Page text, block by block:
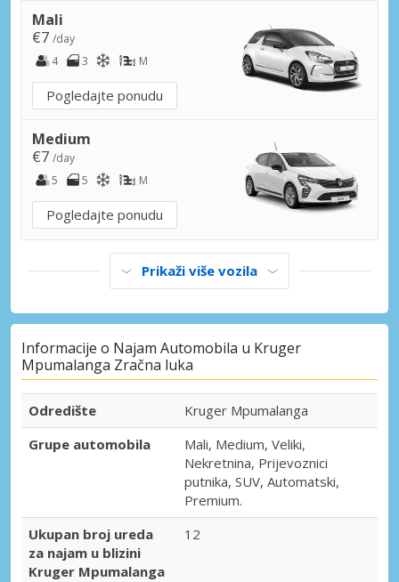
Mali
€7 /day
4
3 M
Pogledajte ponudu
Medium
€7 /day
5
5 M
Pogledajte ponudu
Prikaži više vozila
Informacije o Najam Automobila u Kruger
Mpumalanga Zračna luka
Odredište
Kruger Mpumalanga
Grupe automobila
Mali, Medium, Veliki,
Nekretnina, Prijevoznici
putnika, SUV, Automatski,
Premium.
Ukupan broj ureda
za najam u blizini
Kruger Mpumalanga
12